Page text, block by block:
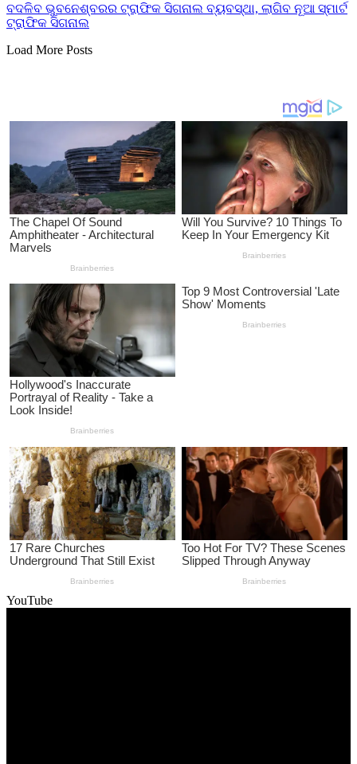
ବଦଳିବ ଭୁବନେଶ୍ବରର ଟ୍ରାଫିକ ସିଗନାଲ ବ୍ୟବସ୍ଥା, ଲାଗିବ ନୂଆ ସ୍ମାର୍ଟ
ଟ୍ରାଫିକ ସିଗନାଲ
Load More Posts
YouTube